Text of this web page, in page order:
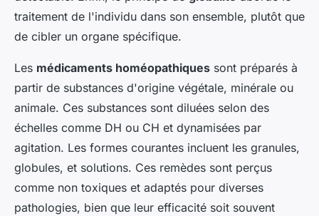
traitement de l'individu dans son ensemble, plutôt que
de cibler un organe spécifique.
Les médicaments homéopathiques sont préparés à
partir de substances d'origine végétale, minérale ou
animale. Ces substances sont diluées selon des
échelles comme DH ou CH et dynamisées par
agitation. Les formes courantes incluent les granules,
globules, et solutions. Ces remèdes sont perçus
comme non toxiques et adaptés pour diverses
pathologies, bien que leur efficacité soit souvent